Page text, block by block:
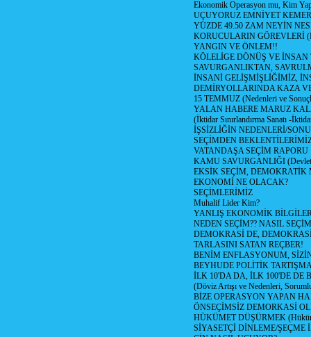
Ekonomik Operasyon mu, Kim
UÇUYORUZ EMNİYET
YÜZDE 49.50 ZAM NEYİN
KORUCULARIN GÖREVLERİ
YANGIN VE ÖNLEM!!
KÖLELİGE DÖNÜŞ VE İNSAN
SAVURGANLIKTAN,
İNSANİ GELİŞMİŞLİĞİMİZ,
DEMİRYOLLARINDA KAZA
15 TEMMUZ (Nedenleri ve
YALAN HABERE MARUZ
(İktidar Sınırlandırma Sanatı -
İŞSİZLİĞİN NEDENLERİ/
SEÇİMDEN
VATANDAŞA SEÇİM RAPORU
KAMU SAVURGANLIĞI (Devlet
EKSİK SEÇİM, DEMOKRATİK
EKONOMİ NE OLACAK?
SEÇİMLERİMİZ
Muhalif Lider Kim?
YANLIŞ EKONOMİK
NEDEN SEÇİM?? NASIL
DEMOKRASİ DE,
TARLASINI SATAN REÇBER!
BENİM ENFLASYONUM,
BEYHUDE POLİTİK
İLK 10'DA DA, İLK 100'DE DE
(Döviz Artışı ve Nedenleri,
BİZE OPERASYON YAPAN
ÖNSEÇİMSİZ DEMORKASİ
HÜKÜMET DÜŞÜRMEK
SİYASETÇİ DİNLEME/ŞEÇME